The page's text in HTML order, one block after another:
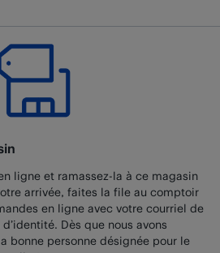
ligne et ramassez-la à ce magasin
arrivée, faites la file au comptoir
en ligne avec votre courriel de
Dès que nous avons
bonne personne désignée pour le